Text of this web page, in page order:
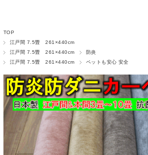
TOP
江戸間 7.5畳 261×440cm
江戸間 7.5畳 261×440cm
防炎
江戸間 7.5畳 261×440cm
ペットも安心 安全